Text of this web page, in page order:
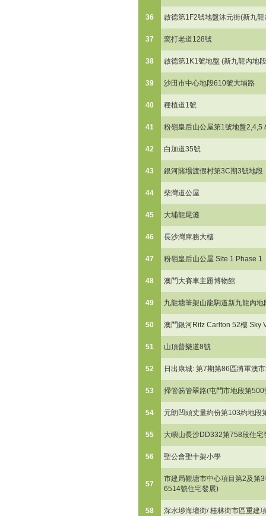
36 啟德第1F2號地盤沐元街(新九
37 窩打老道128號
38 啟德第1K1號地盤 (新九龍內地
39 沙田市中心地段610號大埔路
40 種植道1號
41 粉嶺皇后山公屋第1號地盤2,4,5
42 白加道35號
43 銀河賭場渡假村第3C期3號地段
44 柴灣道公屋
45 大埔龍尾灘
46 長沙灣庫務大樓
47 粉嶺皇后山公屋 Site 1 Phase 1
48 澳門大賽車主題博物館
49 九龍塘筆架山龍駒道新九龍內
50 澳門銀河Ritz Carlton 52樓 Sky
51 山頂普樂道8號
52 日出康城: 第7期第86區將軍澳
53 掃管笏管翠路(屯門市地段第
54 元朗凹頭丈量約份第103約地段
55 大嶼山長沙DD332第758段住宅
56 聖公會聖十架小學
57
市建局觀塘市中心項目第2及第
6514號住宅發展)
58 深水埗海壇街/ 桂林街市區重建